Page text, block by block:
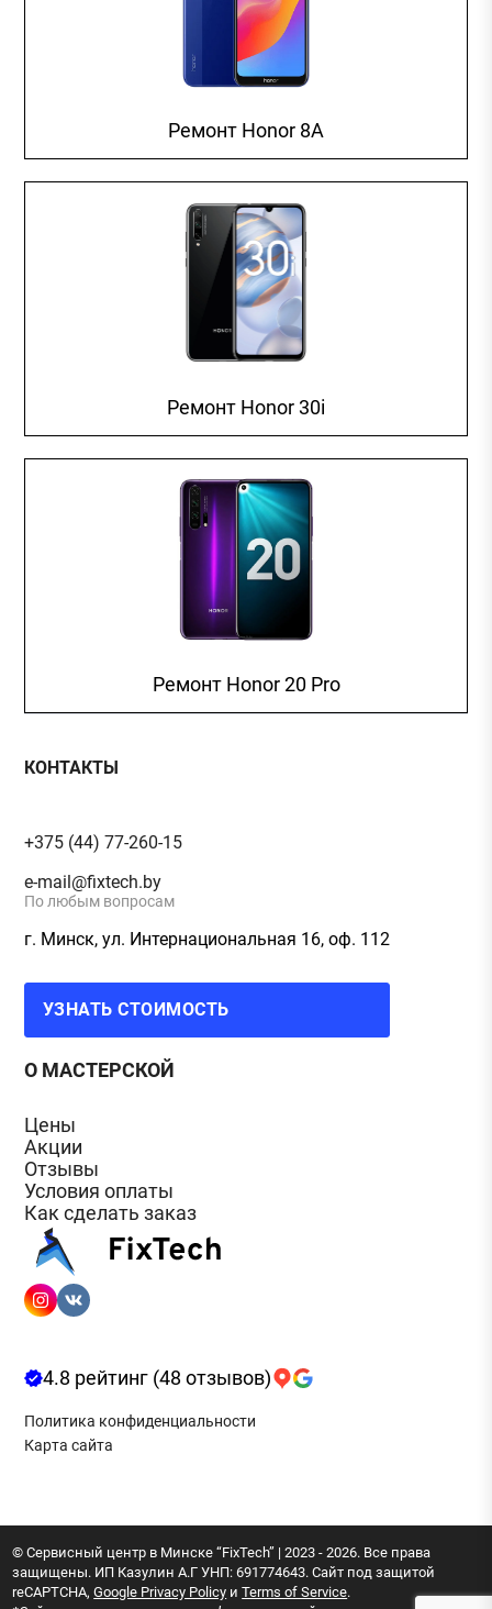
Ремонт Honor 8A
Ремонт Honor 30i
Ремонт Honor 20 Pro
КОНТАКТЫ
+375 (44) 77-260-15
e-mail@fixtech.by
По любым вопросам
г. Минск, ул. Интернациональная 16, оф. 112
УЗНАТЬ СТОИМОСТЬ
О МАСТЕРСКОЙ
Цены
Акции
Отзывы
Условия оплаты
Как сделать заказ
4.8 рейтинг (48 отзывов)
Политика конфиденциальности
Карта сайта
© Сервисный центр в Минске “FixTech” | 2023 - 2026. Все права
защищены. ИП Казулин А.Г УНП: 691774643. Сайт под защитой
reCAPTCHA,Google Privacy Policy иTerms of Service.